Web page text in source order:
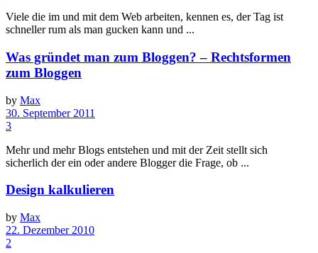
Viele die im und mit dem Web arbeiten, kennen es, der Tag ist
schneller rum als man gucken kann und ...
Was gründet man zum Bloggen? – Rechtsformen
zum Bloggen
by Max
30. September 2011
3
Mehr und mehr Blogs entstehen und mit der Zeit stellt sich
sicherlich der ein oder andere Blogger die Frage, ob ...
Design kalkulieren
by Max
22. Dezember 2010
2